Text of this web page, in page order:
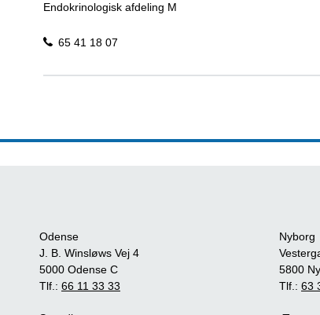
Endokrinologisk afdeling M
65 41 18 07
Odense
J. B. Winsløws Vej 4
5000 Odense C
Tlf.: 66 11 33 33
Nyborg
5800
Tlf.: 63